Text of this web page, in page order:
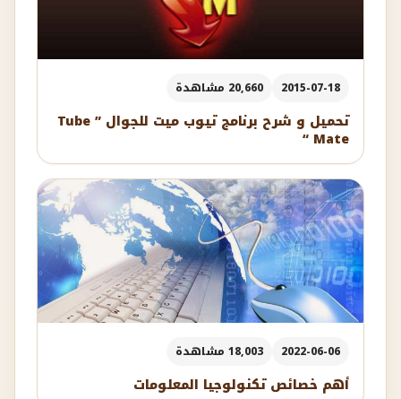
2015-07-18 20,660 مشاهدة
تحميل و شرح برنامج تيوب ميت للجوال ” Tube
Mate “
2022-06-06 18,003 مشاهدة
أهم خصائص تكنولوجيا المعلومات